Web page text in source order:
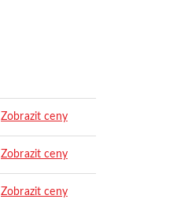
Zobrazit ceny
Zobrazit ceny
Zobrazit ceny